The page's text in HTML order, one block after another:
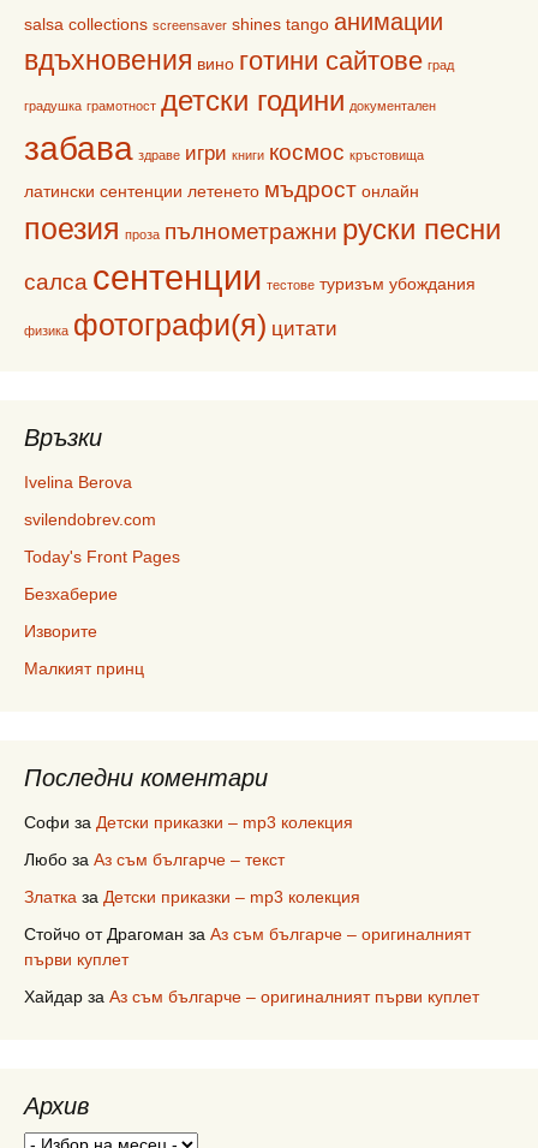
salsa collections screensaver shines tango анимации
вдъхновения вино готини сайтове град
градушка грамотност детски години документален
забава здраве игри книги космос кръстовища
латински сентенции летенето мъдрост онлайн
поезия проза пълнометражни руски песни
салса сентенции тестове туризъм убождания
физика фотографи(я) цитати
Връзки
Ivelina Berova
svilendobrev.com
Today's Front Pages
Безхаберие
Изворите
Малкият принц
Последни коментари
Софи за Детски приказки – mp3 колекция
Любо за Аз съм българче – текст
Златка за Детски приказки – mp3 колекция
Стойчо от Драгоман за Аз съм българче – оригиналният
първи куплет
Хайдар за Аз съм българче – оригиналният първи куплет
Архив
Архив